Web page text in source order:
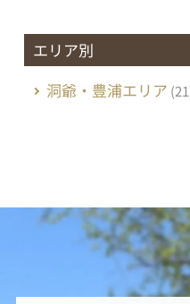
エリア別
洞爺・豊浦エリア